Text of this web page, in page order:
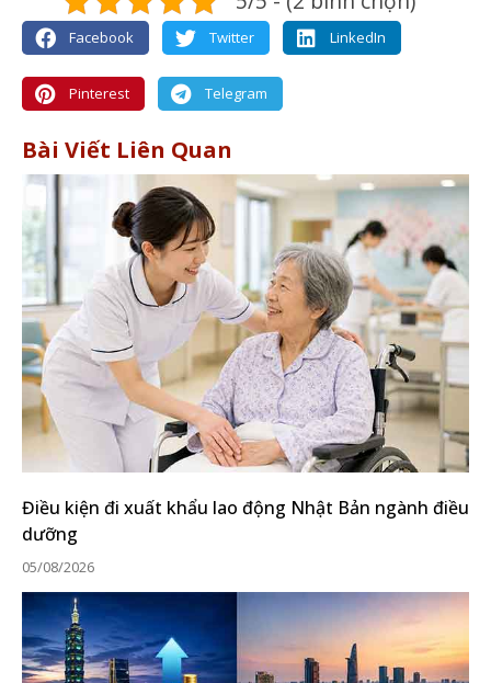
Facebook Twitter LinkedIn
Pinterest Telegram
Bài Viết Liên Quan
Điều kiện đi xuất khẩu lao động Nhật Bản ngành điều
dưỡng
05/08/2026